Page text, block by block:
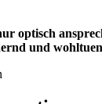
optisch
und